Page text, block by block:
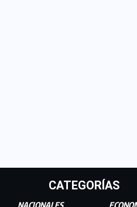
CATEGORÍAS
NACIONALES